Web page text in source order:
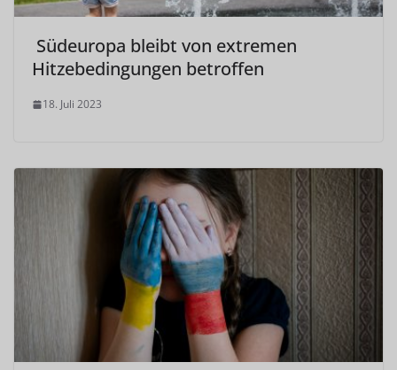
Südeuropa bleibt von extremen
Hitzebedingungen betroffen
18. Juli 2023